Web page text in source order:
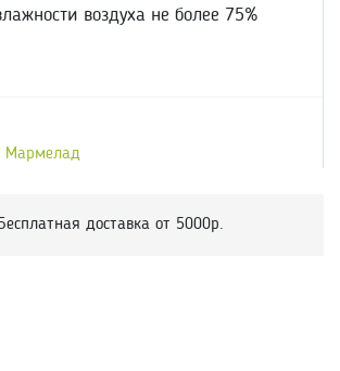
воздуха не более 75%
Мармелад
доставка от 5000р.